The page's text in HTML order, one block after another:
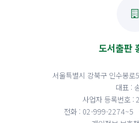
도서출판
서울특별시 강북구 인수봉
대표 :
사업자 등록번호
전화 : 02-999-2274~5